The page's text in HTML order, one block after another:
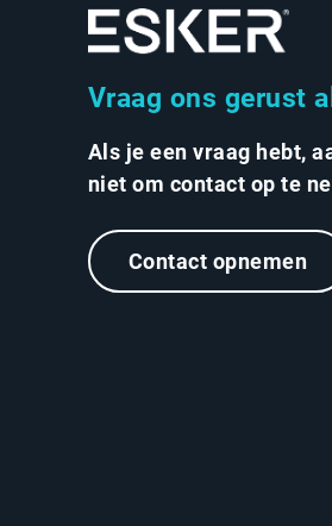
Vraag ons gerust
Als je een vraag hebt,
niet om contact op te
Contact opnemen